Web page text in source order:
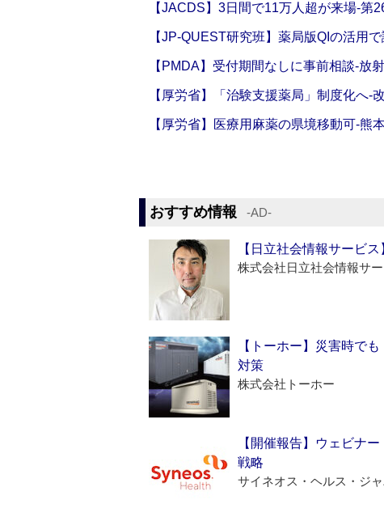
【JACDS】3日間で11万人超が来場‐第
【JP-QUEST研究班】薬局版QIの活用
【PMDA】受付期間なしに事前相談‐放
【厚労省】「治験支援薬局」制度化へ‐
【厚労省】医療用麻薬の県境移動可‐熊
おすすめ情報 ‐AD‐
【日立社会情報サービ
株式会社日立社会情報サ
【トーホー】災害時で
対策
株式会社トーホー
【開催報告】ウェビナ
戦略
サイネオス・ヘルス・ジ